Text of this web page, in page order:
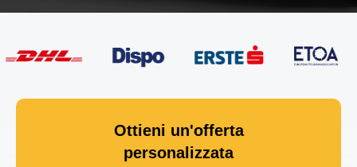
Ottieni un'offerta
personalizzata